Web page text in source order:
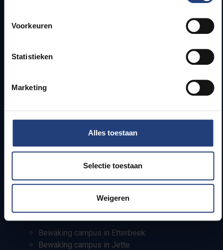
Voorkeuren
Statistieken
Marketing
Alles toestaan
Selectie toestaan
Weigeren
Bereikbaarheid
Campusfaciliteiten
Studenten
Leerkrachten en secundaire scholen
Werkstudenten
Internationale studenten
Bewaking campus in Etterbeek
Bewaking campus in Jette